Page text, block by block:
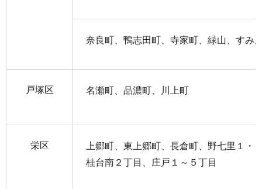
奈良町、鴨志田町、寺家町、緑山、すみ
戸塚区 名瀬町、品濃町、川上町
栄区
上郷町、東上郷町、長倉町、野七里１・
桂台南２丁目、庄戸１～５丁目